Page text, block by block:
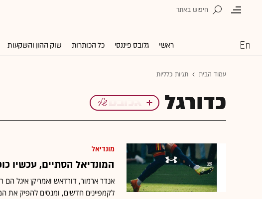
ראשי גלובס פיננסי כל הכותרות שוק ההון והשקעות
עמוד הבית תגיות כלליות
כדורגל
מונדיאל
המונדיאל הסתיים, עכשיו
אנדר ארמור, דורדאש ואמריקן איגל הם
לקמפיינים חדשים, ומנסים להפיק את